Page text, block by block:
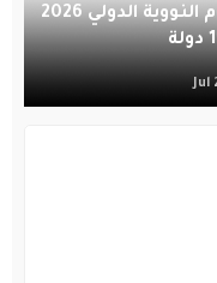
المملكة تستضيف أولمبياد العلوم النووية الدولي 2026